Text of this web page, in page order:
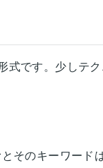
式です。少しテ
そのキーワード